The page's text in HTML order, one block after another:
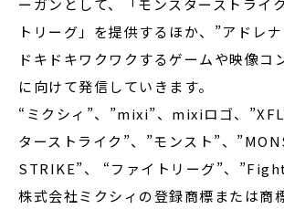
ーガンとして、「モンスターストライ
トリーグ」を提供するほか、”アドレナ
ドキドキワクワクするゲームや映像コ
に向けて発信していきます。
“ミクシィ”、”mixi”、mixiロゴ、
ターストライク”、”モンスト”、
STRIKE”、 “ファイトリーグ”、
株式会社ミクシィの登録商標または商